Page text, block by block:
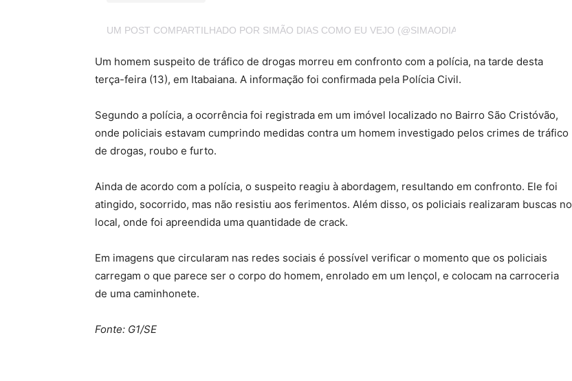
UM POST COMPARTILHADO POR SIMÃO DIAS COMO EU VEJO (@SIMAODIASCOMOEUVEJO)
Um homem suspeito de tráfico de drogas morreu em confronto com a polícia, na tarde desta
terça-feira (13), em Itabaiana. A informação foi confirmada pela Polícia Civil.
Segundo a polícia, a ocorrência foi registrada em um imóvel localizado no Bairro São Cristóvão,
onde policiais estavam cumprindo medidas contra um homem investigado pelos crimes de tráfico
de drogas, roubo e furto.
Ainda de acordo com a polícia, o suspeito reagiu à abordagem, resultando em confronto. Ele foi
atingido, socorrido, mas não resistiu aos ferimentos. Além disso, os policiais realizaram buscas no
local, onde foi apreendida uma quantidade de crack.
Em imagens que circularam nas redes sociais é possível verificar o momento que os policiais
carregam o que parece ser o corpo do homem, enrolado em um lençol, e colocam na carroceria
de uma caminhonete.
Fonte: G1/SE